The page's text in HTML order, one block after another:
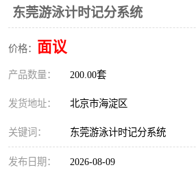
东莞游泳计时记分系统
价格： 面议
产品数量： 200.00套
发货地址： 北京市海淀区
关键词： 东莞游泳计时记分系统
发布日期： 2026-08-09